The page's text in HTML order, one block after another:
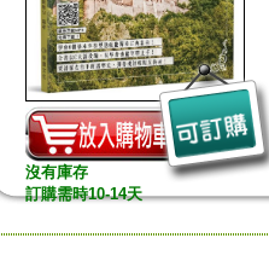
沒有庫存
訂購需時10-14天